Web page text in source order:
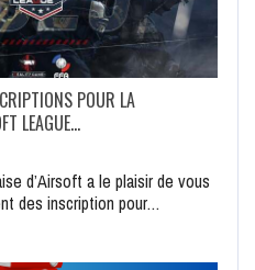
POUR LA
LEAGUE…
d’Airsoft a le plaisir de vous
des inscription pour…